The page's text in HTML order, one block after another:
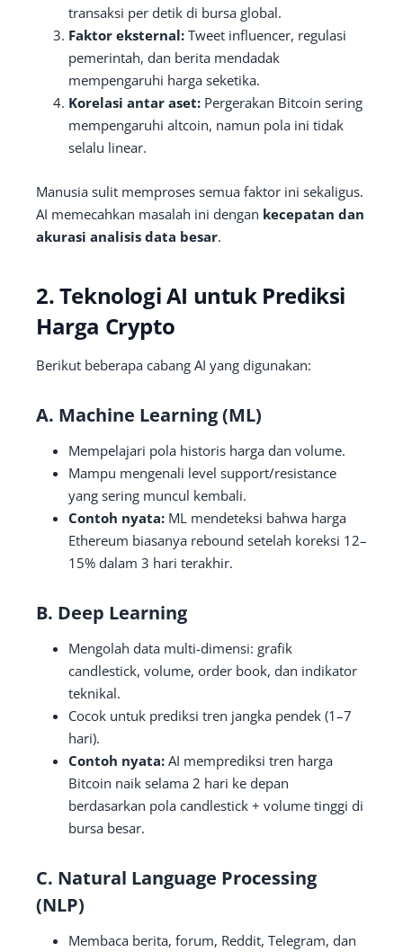
transaksi per detik di bursa global.
Faktor eksternal: Tweet influencer, regulasi
pemerintah, dan berita mendadak
mempengaruhi harga seketika.
Korelasi antar aset: Pergerakan Bitcoin sering
mempengaruhi altcoin, namun pola ini tidak
selalu linear.
Manusia sulit memproses semua faktor ini sekaligus.
AI memecahkan masalah ini dengan kecepatan dan
akurasi analisis data besar.
2. Teknologi AI untuk Prediksi
Harga Crypto
Berikut beberapa cabang AI yang digunakan:
A. Machine Learning (ML)
Mempelajari pola historis harga dan volume.
Mampu mengenali level support/resistance
yang sering muncul kembali.
Contoh nyata: ML mendeteksi bahwa harga
Ethereum biasanya rebound setelah koreksi 12–
15% dalam 3 hari terakhir.
B. Deep Learning
Mengolah data multi-dimensi: grafik
candlestick, volume, order book, dan indikator
teknikal.
Cocok untuk prediksi tren jangka pendek (1–7
hari).
Contoh nyata: AI memprediksi tren harga
Bitcoin naik selama 2 hari ke depan
berdasarkan pola candlestick + volume tinggi di
bursa besar.
C. Natural Language Processing
(NLP)
Membaca berita, forum, Reddit, Telegram, dan